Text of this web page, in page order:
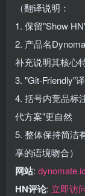
（翻译说明：
1. 保留"Show
2. 产品名
补充说明其核心
3. "Git-Friendly"
4. 括号内竞品标
代方案"更自然
5. 整体保持简洁
享的语境吻合）
网站:
HN评论: 立即访